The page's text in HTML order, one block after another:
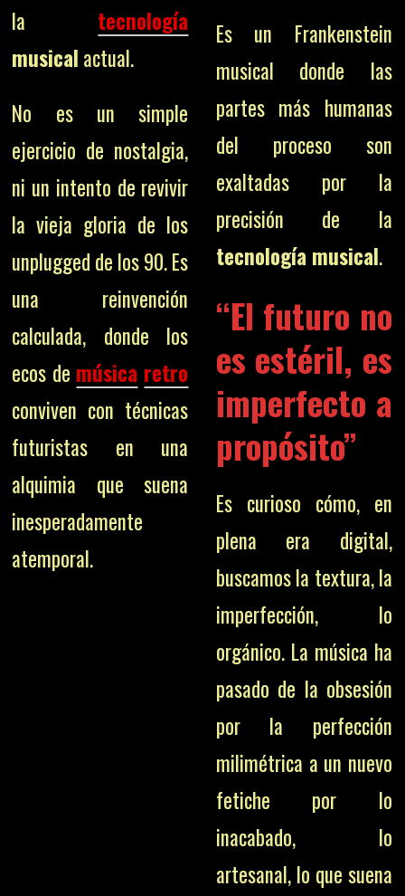
la tecnología
musical actual.
No es un simple
ejercicio de nostalgia,
ni un intento de revivir
la vieja gloria de los
unplugged de los 90. Es
una reinvención
calculada, donde los
ecos de música retro
conviven con técnicas
futuristas en una
alquimia que suena
inesperadamente
atemporal.
Es un Frankenstein
musical donde las
partes más humanas
del proceso son
exaltadas por la
precisión de la
tecnología musical.
“El futuro no
es estéril, es
imperfecto a
propósito”
Es curioso cómo, en
plena era digital,
buscamos la textura, la
imperfección, lo
orgánico. La música ha
pasado de la obsesión
por la perfección
milimétrica a un nuevo
fetiche por lo
inacabado, lo
artesanal, lo que suena